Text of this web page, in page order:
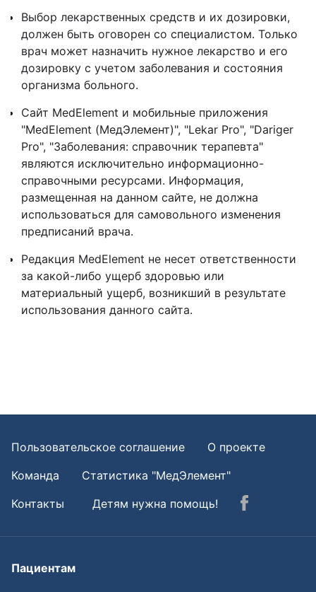
Выбор лекарственных средств и их дозировки,
должен быть оговорен со специалистом. Только
врач может назначить нужное лекарство и его
дозировку с учетом заболевания и состояния
организма больного.
Сайт MedElement и мобильные приложения
"MedElement (МедЭлемент)", "Lekar Pro", "Dariger
Pro", "Заболевания: справочник терапевта"
являются исключительно информационно-
справочными ресурсами. Информация,
размещенная на данном сайте, не должна
использоваться для самовольного изменения
предписаний врача.
Редакция MedElement не несет ответственности
за какой-либо ущерб здоровью или
материальный ущерб, возникший в результате
использования данного сайта.
Пользовательское соглашение
О проекте
Команда
Статистика "МедЭлемент"
Контакты
Детям нужна помощь!
Пациентам